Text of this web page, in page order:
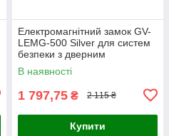
Електромагнітний замок GV-
LEMG-500 Silver для систем
безпеки з дверним
контролем доступу та
магнітним кріпленням
В наявності
1 797,75 ₴ 2 115 ₴
Купити